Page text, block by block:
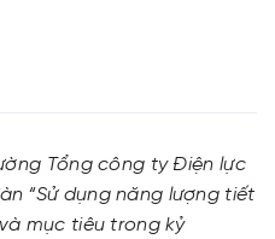
Tổng công ty Điện lực
“Sử dụng năng lượng tiết
mục tiêu trong kỷ